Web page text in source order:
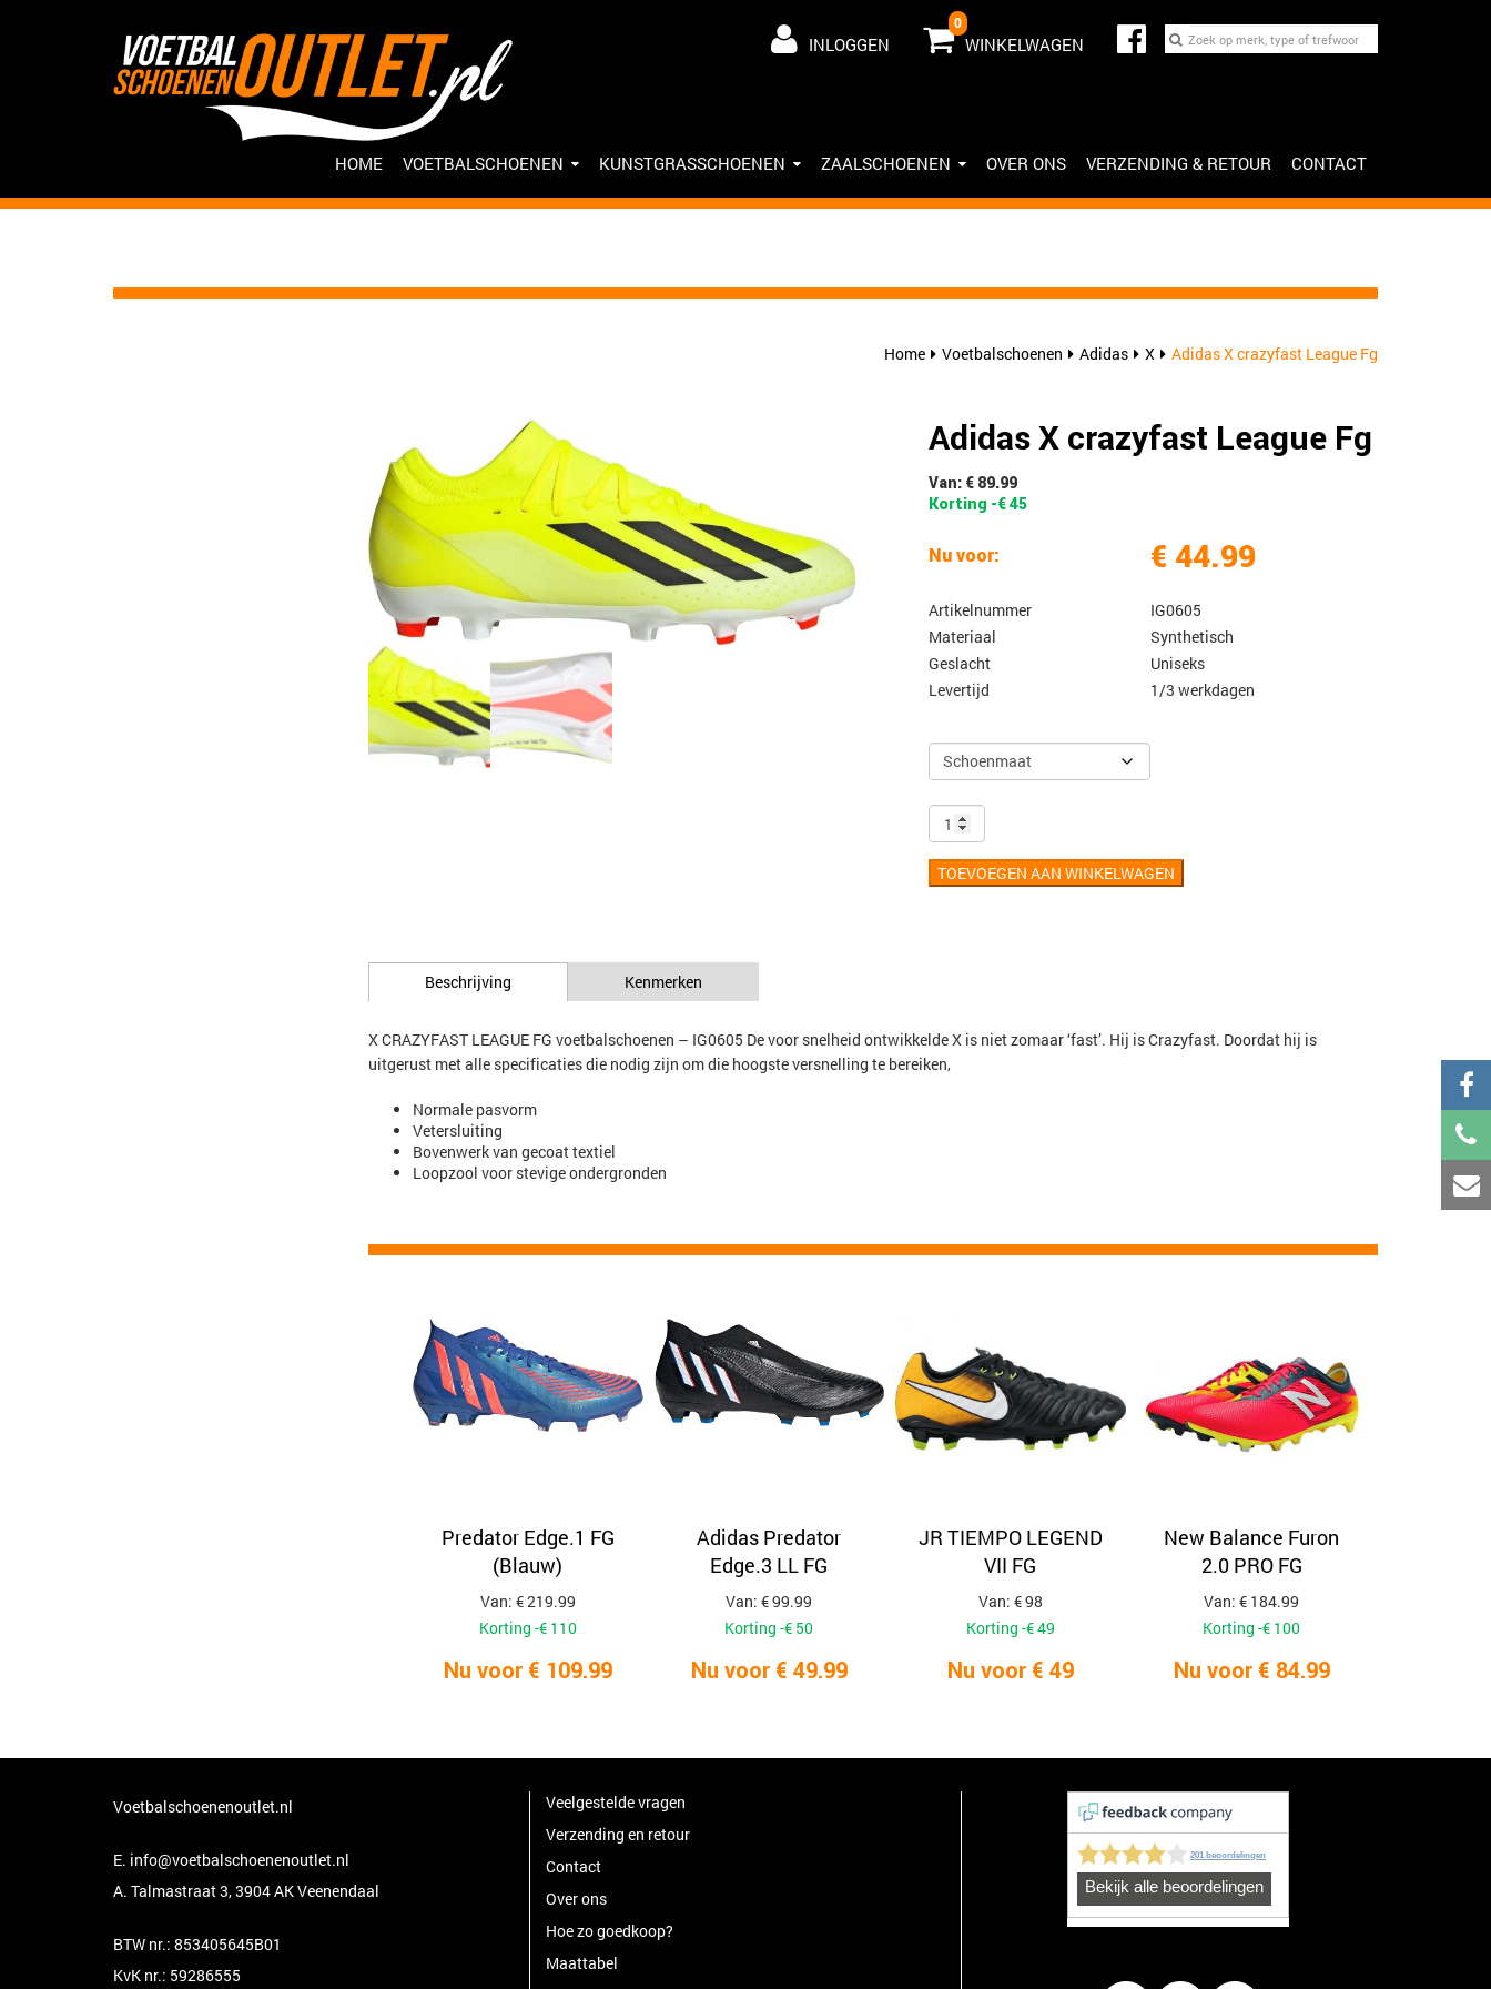
INLOGGEN
0
WINKELWAGEN
HOME VOETBALSCHOENEN KUNSTGRASSCHOENEN ZAALSCHOENEN OVER ONS VERZENDING & RETOUR CONTACT
Home Voetbalschoenen Adidas X Adidas X crazyfast League Fg
Adidas X crazyfast League Fg
Van: € 89.99
Korting -€ 45
Nu voor: € 44.99
Artikelnummer
IG0605
Materiaal
Synthetisch
Geslacht
Uniseks
Levertijd
1/3 werkdagen
TOEVOEGEN AAN WINKELWAGEN
Beschrijving Kenmerken
X CRAZYFAST LEAGUE FG voetbalschoenen – IG0605 De voor snelheid ontwikkelde X is niet zomaar ‘fast’. Hij is Crazyfast. Doordat hij is
uitgerust met alle specificaties die nodig zijn om die hoogste versnelling te bereiken,
Normale pasvorm
Vetersluiting
Bovenwerk van gecoat textiel
Loopzool voor stevige ondergronden
Predator Edge.1 FG
(Blauw)
Van: € 219.99
Korting -€ 110
Nu voor € 109.99
Adidas Predator
Edge.3 LL FG
Van: € 99.99
Korting -€ 50
Nu voor € 49.99
JR TIEMPO LEGEND
VII FG
Van: € 98
Korting -€ 49
Nu voor € 49
New Balance Furon
2.0 PRO FG
Van: € 184.99
Korting -€ 100
Nu voor € 84.99
Voetbalschoenenoutlet.nl
E. info@voetbalschoenenoutlet.nl
A. Talmastraat 3, 3904 AK Veenendaal
BTW nr.: 853405645B01
KvK nr.: 59286555
Veelgestelde vragen
Verzending en retour
Contact
Over ons
Hoe zo goedkoop?
Maattabel